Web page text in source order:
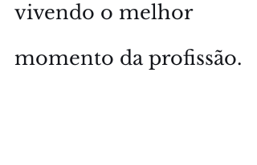
vivendo o melhor
momento da profissão.